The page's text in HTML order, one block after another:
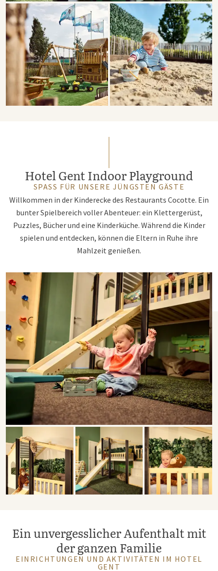
Hotel Gent Indoor Playground
SPASS FÜR UNSERE JÜNGSTEN GÄSTE
Willkommen in der Kinderecke des Restaurants Cocotte. Ein
bunter Spielbereich voller Abenteuer: ein Klettergerüst,
Puzzles, Bücher und eine Kinderküche. Während die Kinder
spielen und entdecken, können die Eltern in Ruhe ihre
Mahlzeit genießen.
Ein unvergesslicher Aufenthalt mit
der ganzen Familie
EINRICHTUNGEN UND AKTIVITÄTEN IM HOTEL
GENT